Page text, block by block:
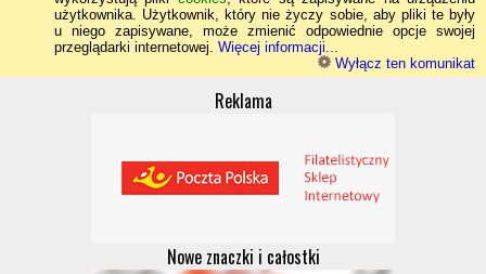
użytkownika. Użytkownik, który nie życzy sobie, aby pliki te były
u niego zapisywane, może zmienić odpowiednie opcje swojej
przeglądarki internetowej. Więcej informacji...
Wyłącz ten komunikat
Reklama
Nowe znaczki i całostki